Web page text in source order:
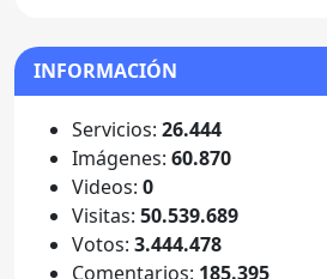
INFORMACIÓN
Servicios: 26.444
Imágenes: 60.870
Videos: 0
Visitas: 50.539.689
Votos: 3.444.478
Comentarios: 185.395